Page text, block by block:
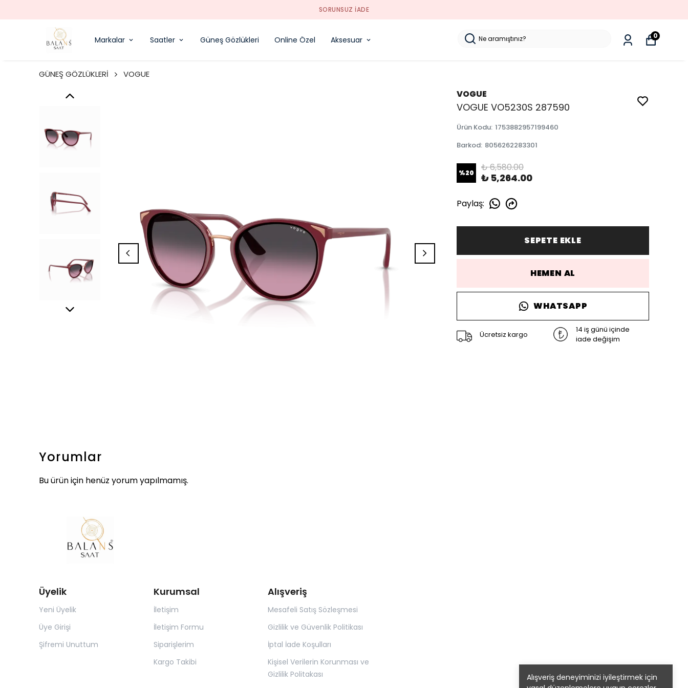
SORUNSUZ İADE
Markalar Saatler Güneş Gözlükleri Online Özel Aksesuar 0
Alışveriş deneyiminizi iyileştirmek için
GÜNEŞ GÖZLÜKLERİ VOGUE
VOGUE
VOGUE VO5230S 287590
Ürün Kodu: 1753882957199460
Barkod: 8056262283301
%20 ₺ 6,580.00
₺ 5,264.00
Paylaş:
SEPETE EKLE
HEMEN AL
WHATSAPP
Ücretsiz kargo
14 iş günü içinde
iade değişim
Yorumlar
Bu ürün için henüz yorum yapılmamış.
Üyelik
Yeni Üyelik
Üye Girişi
Şifremi Unuttum
Kurumsal
İletişim
İletişim Formu
Siparişlerim
Kargo Takibi
Alışveriş
Mesafeli Satış Sözleşmesi
Gizlilik ve Güvenlik Politikası
İptal İade Koşulları
Kişisel Verilerin Korunması ve
Gizlilik Politakası